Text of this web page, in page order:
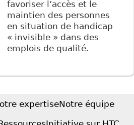
favoriser l’accès et le
maintien des personnes
en situation de handicap
« invisible » dans des
emplois de qualité.
expertiseNotre équipe